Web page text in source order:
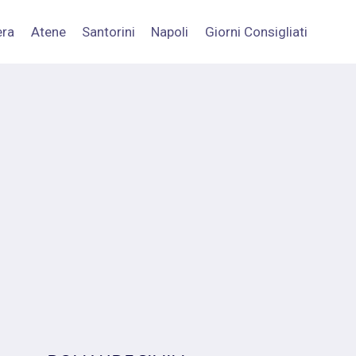
Atene Santorini Napoli Giorni Consigliati